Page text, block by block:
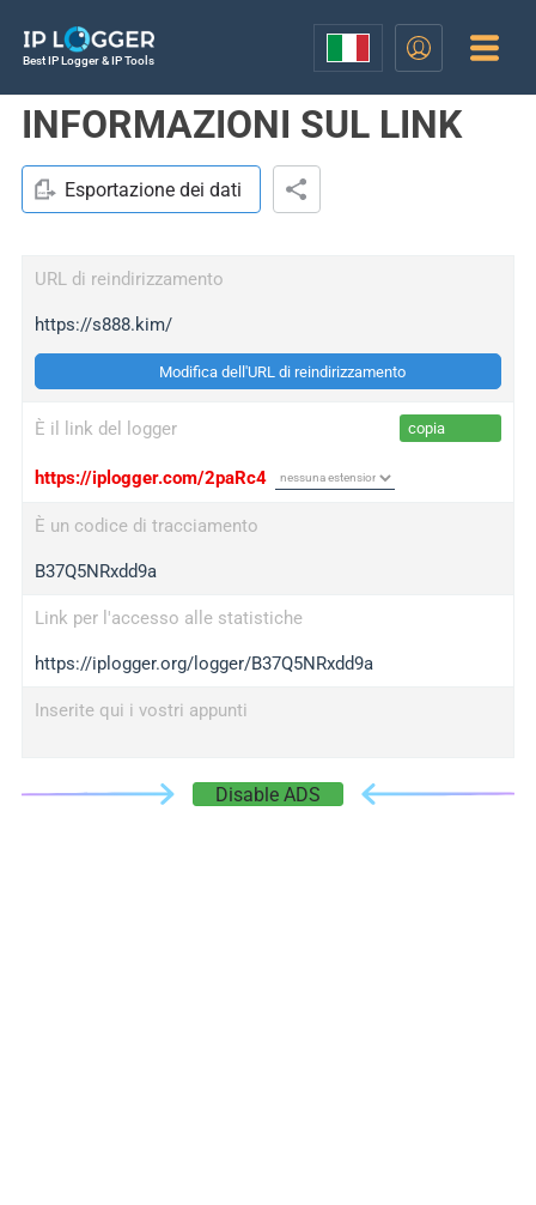
Best IP Logger & IP Tools
INFORMAZIONI SUL LINK
Esportazione dei dati
URL di reindirizzamento
https://s888.kim/
Modifica dell'URL di reindirizzamento
È il link del logger copia
https://iplogger.com/2paRc4
È un codice di tracciamento
B37Q5NRxdd9a
Link per l'accesso alle statistiche
https://iplogger.org/logger/B37Q5NRxdd9a
Inserite qui i vostri appunti
Disable ADS